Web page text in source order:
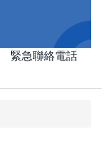
緊急聯絡電話